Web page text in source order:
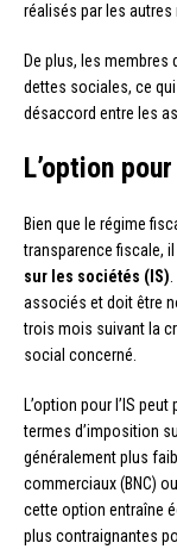
réalisés par les autres
De plus, les membres
dettes sociales, ce
désaccord entre les
L’option
Bien que le régime
transparence fiscale,
sur les sociétés (IS)
associés et doit être
trois mois suivant la
social concerné.
L’option pour l’IS
termes d’imposition
généralement plus
commerciaux (BNC)
cette option entraîne
plus contraignantes